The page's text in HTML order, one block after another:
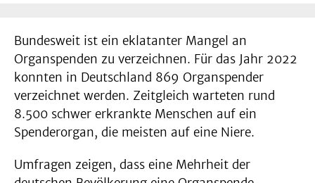
Bundesweit ist ein eklatanter Mangel an
Organspenden zu verzeichnen. Für das Jahr 2022
konnten in Deutschland 869 Organspender
verzeichnet werden. Zeitgleich warteten rund
8.500 schwer erkrankte Menschen auf ein
Spenderorgan, die meisten auf eine Niere.
Umfragen zeigen, dass eine Mehrheit der